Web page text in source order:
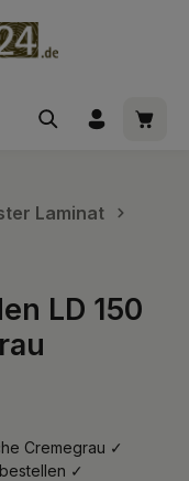
Laminat
5 Sternen
LD 150
Cremegrau ✓
✓